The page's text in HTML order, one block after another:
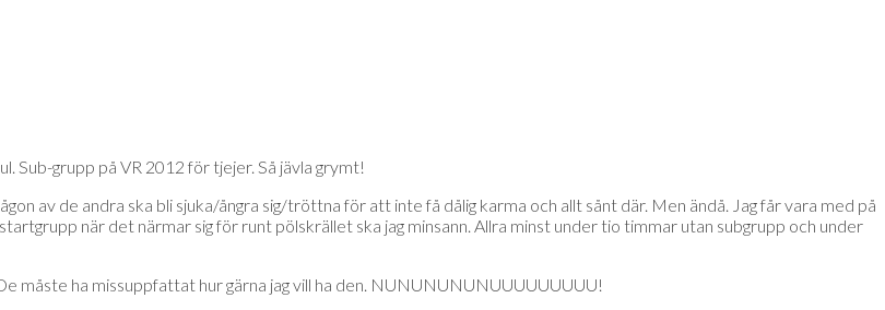
grupp på VR 2012 för tjejer. Så jävla grymt!
av de andra ska bli sjuka/ångra sig/tröttna för att inte få dålig karma och allt sånt där. Men ändå. Jag får vara med på
när det närmar sig för runt pölskrället ska jag minsann. Allra minst under tio timmar utan subgrupp och under
måste ha missuppfattat hur gärna jag vill ha den. NUNUNUNUNUUUUUUUUU!